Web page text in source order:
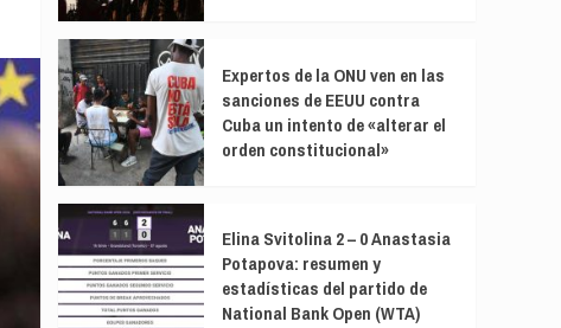
Expertos de la ONU ven en las
sanciones de EEUU contra
Cuba un intento de «alterar el
orden constitucional»
Elina Svitolina 2 – 0 Anastasia
Potapova: resumen y
estadísticas del partido de
National Bank Open (WTA)